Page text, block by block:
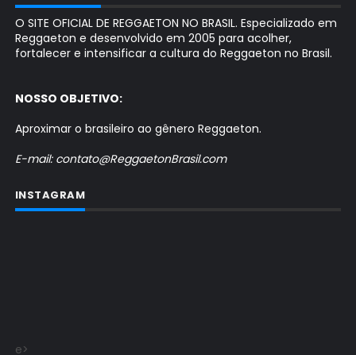
O SITE OFICIAL DE REGGAETON NO BRASIL. Especializado em
Reggaeton e desenvolvido em 2005 para acolher,
fortalecer e intensificar a cultura do Reggaeton no Brasil.
NOSSO OBJETIVO:
Aproximar o brasileiro ao gênero Reggaeton.
E-mail: contato@ReggaetonBrasil.com
INSTAGRAM
e>